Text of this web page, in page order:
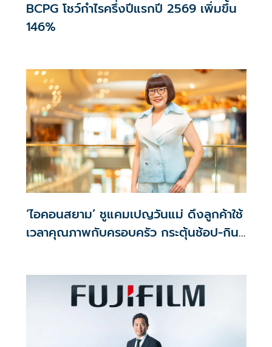
BCPG โชว์กำไรครึ่งปีแรกปี 2569 เพิ่มขึ้น
146%
‘ไอคอนสยาม’ ชูแคมเปญวันแม่ ดึงลูกค้าใช้
เวลาคุณภาพกับครอบครัว กระตุ้นช้อป-กิน-